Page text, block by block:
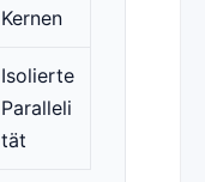
Kernen
Isolierte
Paralleli
tät